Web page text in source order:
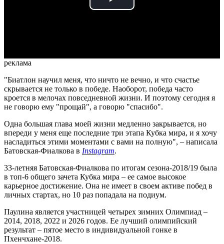
Play
реклама
"Биатлон научил меня, что ничто не вечно, и что счастье
скрывается не только в победе. Наоборот, победа часто
кроется в мелочах повседневной жизни. И поэтому сегодня я
не говорю ему "прощай", а говорю "спасибо".
Одна большая глава моей жизни медленно закрывается, но
впереди у меня еще последние три этапа Кубка мира, и я хочу
насладиться этими моментами с вами на полную", – написала
Батовская-Фиалкова в Instagram.
33-летняя Батовская-Фиалкова по итогам сезона-2018/19 была
в топ-6 общего зачета Кубка мира – ее самое высокое
карьерное достижение. Она не имеет в своем активе побед в
личных стартах, но 10 раз попадала на подиум.
Паулина является участницей четырех зимних Олимпиад –
2014, 2018, 2022 и 2026 годов. Ее лучший олимпийский
результат – пятое место в индивидуальной гонке в
Пхенчхане-2018.